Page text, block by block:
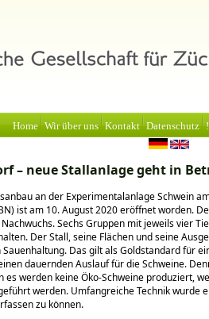
Home Wir über uns Kontakt Datenschutz
– neue Stallanlage geht in
an der Experimentalanlage Schwein
ist am 10. August 2020 eröffnet worden.
Sechs Gruppen mit jeweils vier
Der Stall, seine Flächen und seine
Sauenhaltung. Das gilt als Goldstandard für
dauernden Auslauf für die Schweine.
es werden keine Öko-Schweine produziert,
werden. Umfangreiche Technik wurde
zu können.